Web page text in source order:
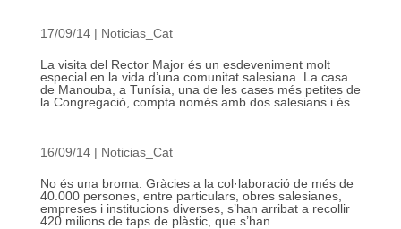
17/09/14| Noticias_Cat
La visita del Rector Major és un esdeveniment molt
especial en la vida d’una comunitat salesiana. La casa
de Manouba, a Tunísia, una de les cases més petites de
la Congregació, compta només amb dos salesians i és...
16/09/14| Noticias_Cat
No és una broma. Gràcies a la col·laboració de més de
40.000 persones, entre particulars, obres salesianes,
empreses i institucions diverses, s’han arribat a recollir
420 milions de taps de plàstic, que s’han...